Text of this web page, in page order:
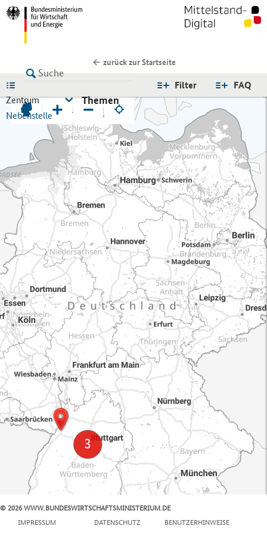
zurück zur Startseite
FAQ
Filter
Zentrum
Nebenstelle
Themen
+ −
© 2026 WWW.BUNDESWIRTSCHAFTSMINISTERIUM.DE
IMPRESSUM
DATENSCHUTZ BENUTZERHINWEISE